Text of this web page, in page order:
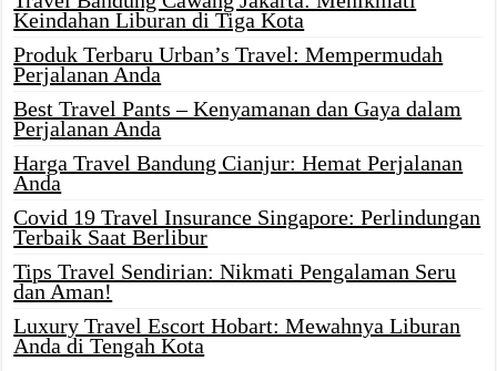
Keindahan Liburan di Tiga Kota
Produk Terbaru Urban’s Travel: Mempermudah
Perjalanan Anda
Best Travel Pants – Kenyamanan dan Gaya dalam
Perjalanan Anda
Harga Travel Bandung Cianjur: Hemat Perjalanan
Anda
Covid 19 Travel Insurance Singapore: Perlindungan
Terbaik Saat Berlibur
Tips Travel Sendirian: Nikmati Pengalaman Seru
dan Aman!
Luxury Travel Escort Hobart: Mewahnya Liburan
Anda di Tengah Kota